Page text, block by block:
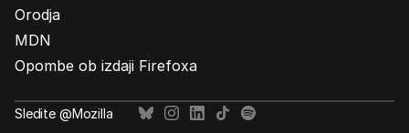
Orodja
MDN
Opombe ob izdaji Firefoxa
Sledite @Mozilla